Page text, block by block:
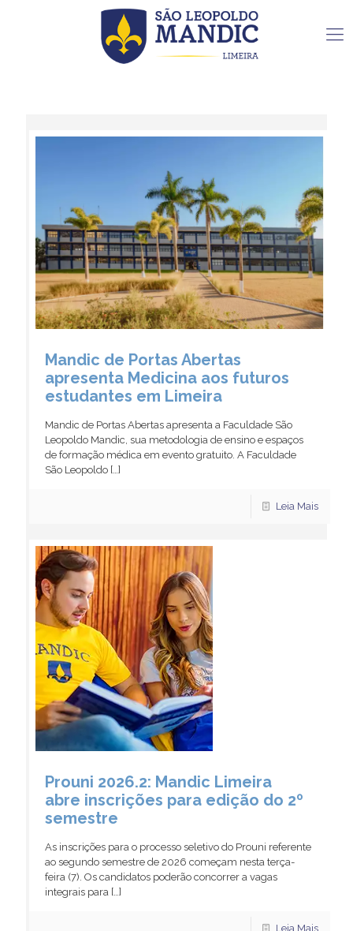
Mandic de Portas Abertas
apresenta Medicina aos futuros
estudantes em Limeira
Mandic de Portas Abertas apresenta a Faculdade São
Leopoldo Mandic, sua metodologia de ensino e espaços
de formação médica em evento gratuito. A Faculdade
São Leopoldo[…]
Leia Mais
Prouni 2026.2: Mandic Limeira
abre inscrições para edição do 2º
semestre
As inscrições para o processo seletivo do Prouni referente
ao segundo semestre de 2026 começam nesta terça-
feira (7). Os candidatos poderão concorrer a vagas
integrais para […]
Leia Mais